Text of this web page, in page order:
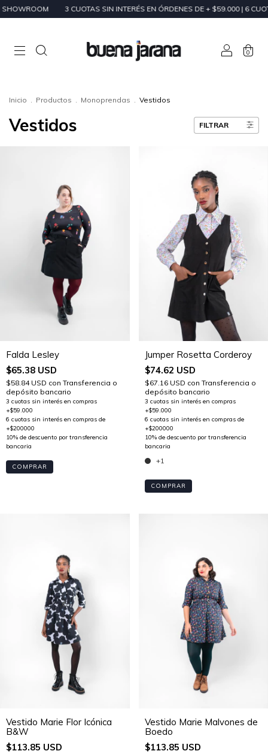
3 CUOTAS SIN INTERÉS EN ÓRDENES DE + $59.000 | 6 CUOTAS SIN
0
Inicio . Productos . Monoprendas . Vestidos
Vestidos FILTRAR
Falda Lesley
$65.38 USD
$58.84 USD con Transferencia o
depósito bancario
COMPRAR
Jumper Rosetta Corderoy
$74.62 USD
$67.16 USD con Transferencia o
depósito bancario
+1
COMPRAR
Vestido Marie Flor Icónica
B&W
$113.85 USD
Vestido Marie Malvones de
Boedo
$113.85 USD